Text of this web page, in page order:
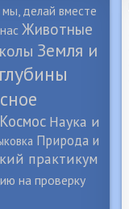
делай вместе
Животные
Земля и
Космос Наука и
Природа и
практикум
на проверку